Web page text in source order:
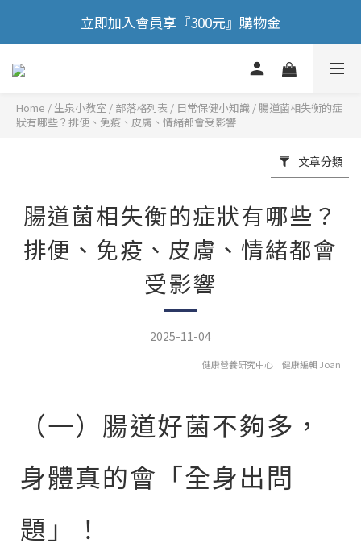
🎉 歡慶88節，滿額送膠原蛋白正貨！！
立即加入會員享『300元』購物金
🎉 歡慶88節，滿額送膠原蛋白正貨！！
Home / 部落格列表 / 日常保健小知識 /腸道菌相失衡的症
狀有哪些？排便、免疫、皮膚、情緒都會受影響
文章分類
腸道菌相失衡的症狀有哪些？
排便、免疫、皮膚、情緒都會
受影響
2025-11-04
健康營養研究中心 健康編輯 Joan
（一）腸道好菌不夠多，
身體真的會「全身出問
題」！